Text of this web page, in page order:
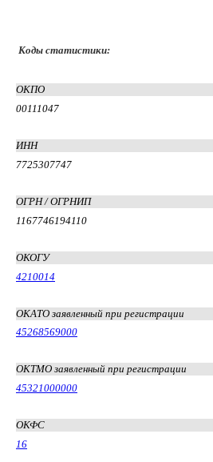
Коды статистики:
ОКПО
00111047
ИНН
7725307747
ОГРН / ОГРНИП
1167746194110
ОКОГУ
4210014
ОКАТО заявленный при регистрации
45268569000
ОКТМО заявленный при регистрации
45321000000
ОКФС
16